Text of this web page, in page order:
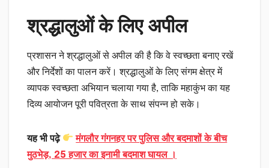
श्रद्धालुओं के लिए अपील
प्रशासन ने श्रद्धालुओं से अपील की है कि वे स्वच्छता बनाए रखें
और निर्देशों का पालन करें। श्रद्धालुओं के लिए संगम क्षेत्र में
व्यापक स्वच्छता अभियान चलाया गया है, ताकि महाकुंभ का यह
दिव्य आयोजन पूरी पवित्रता के साथ संपन्न हो सके।
यह भी पढ़े
मंगलौर गंगनहर पर पुलिस और बदमाशों के बीच
मुठभेड़, 25 हजार का इनामी बदमाश घायल ।